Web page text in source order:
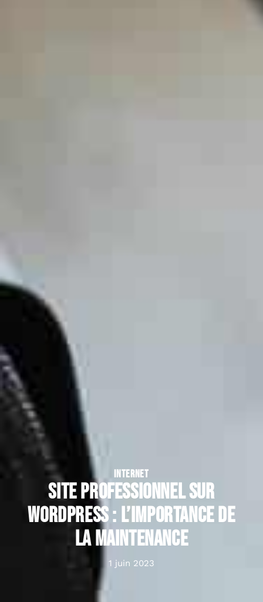
INTERNET
Site professionnel sur
WordPress : l’importance de
la maintenance
1 juin 2023